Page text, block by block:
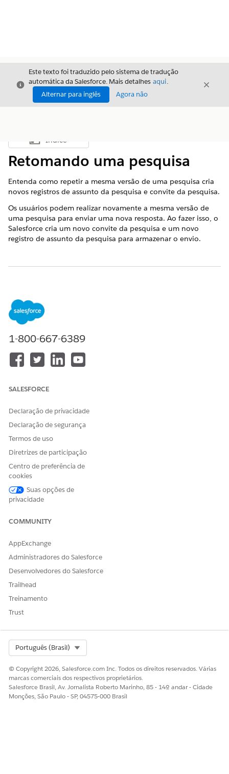
Fechar
Este texto foi traduzido pelo sistema de tradução
automática da Salesforce. Mais detalhes aqui.
Alternar para inglês
Agora não
Fechar
Mostrar índice
Índice
Retomando uma pesquisa
Entenda como repetir a mesma versão de uma pesquisa cria
novos registros de assunto da pesquisa e convite da pesquisa.
Os usuários podem realizar novamente a mesma versão de
uma pesquisa para enviar uma nova resposta. Ao fazer isso, o
Salesforce cria um novo convite da pesquisa e um novo
registro de assunto da pesquisa para armazenar o envio.
1-800-667-6389
SALESFORCE
Declaração de privacidade
Declaração de segurança
Termos de uso
Diretrizes de participação
Centro de preferência de
cookies
Suas opções de
privacidade
COMMUNITY
AppExchange
Administradores do Salesforce
Desenvolvedores do Salesforce
Trailhead
Treinamento
Trust
Português (Brasil)
© Copyright 2026, Salesforce.com Inc. Todos os direitos reservados. Várias
marcas comerciais dos respectivos proprietários.
Salesforce Brasil, Av. Jornalista Roberto Marinho, 85 - 14º andar - Cidade
Monções, São Paulo - SP, 04575-000 Brasil